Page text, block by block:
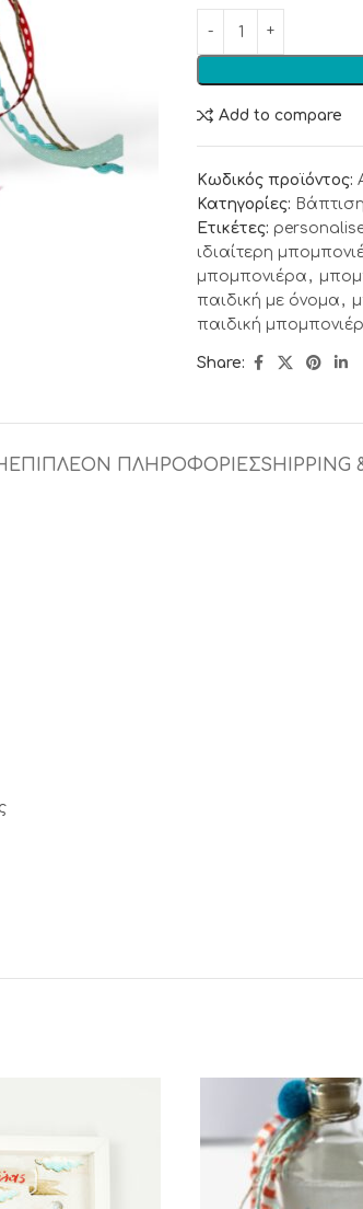
Add to compare
Κωδικός προϊόντος:
Κατηγορίες: Βάπτιση
Ετικέτες:
ιδιαίτερη
μπομπονιέρα ,
παιδική με όνομα ,
παιδική
Share:
ΕΠΙΠΛΈΟΝ ΠΛΗΡΟΦΟΡΊΕΣSHIPPING